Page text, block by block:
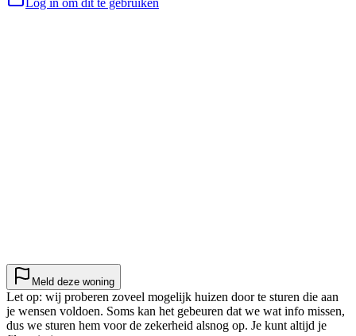
Log in om dit te gebruiken
Meld deze woning
Let op: wij proberen zoveel mogelijk huizen door te sturen die aan
je wensen voldoen. Soms kan het gebeuren dat we wat info missen,
dus we sturen hem voor de zekerheid alsnog op. Je kunt altijd je